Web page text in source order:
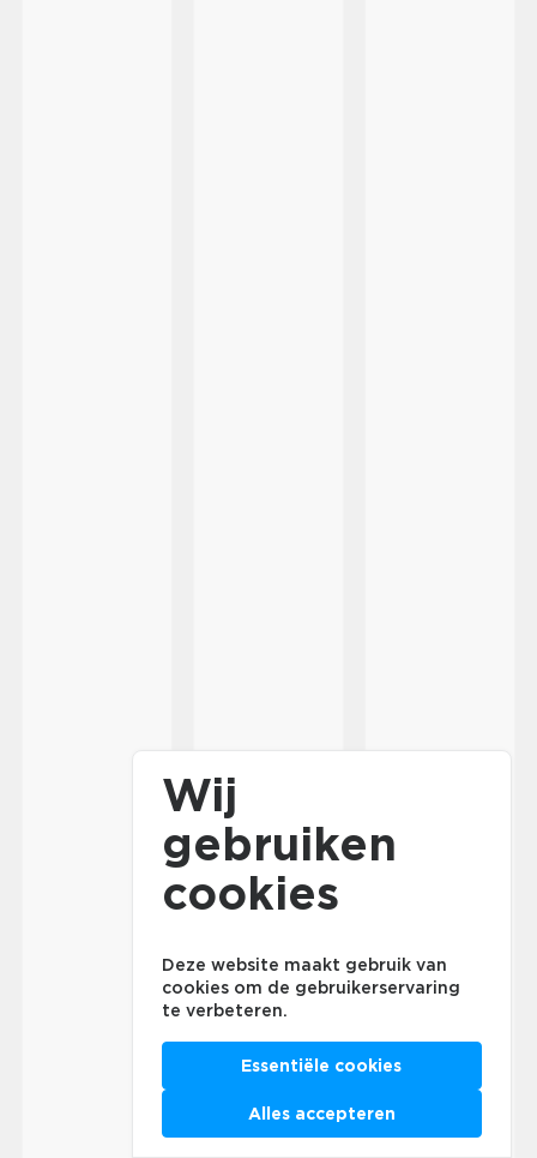
Wij
gebruiken
cookies
Deze website maakt gebruik van
cookies om de gebruikerservaring
te verbeteren.
Essentiële cookies
Alles accepteren